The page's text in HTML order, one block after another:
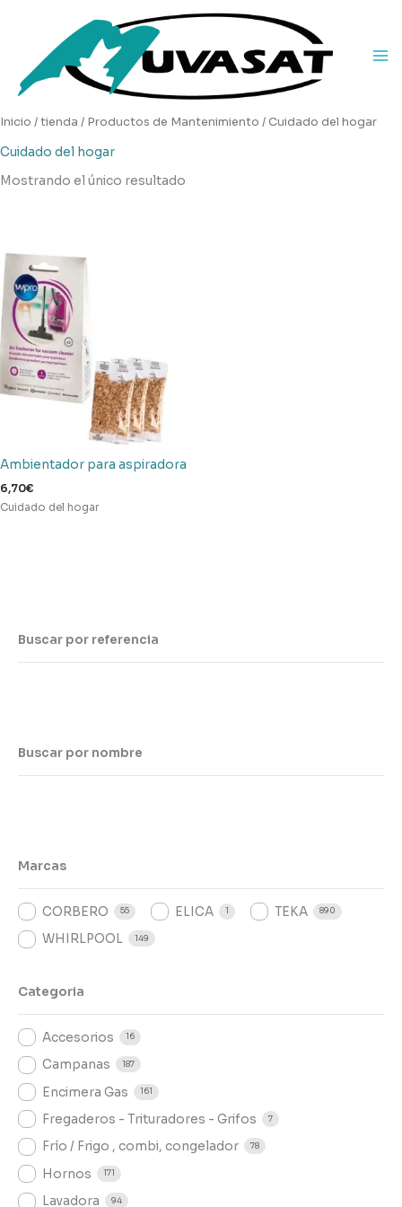
contenido
Buscar por referencia
Buscar por nombre
Marcas
CORBERO 55 ELICA 1 TEKA 890
WHIRLPOOL 149
Categoria
Accesorios 16
Campanas 187
Encimera Gas 161
Fregaderos - Trituradores - Grifos 7
Frío / Frigo , combi, congelador 78
Hornos 171
Lavadora 94
Inicio /tienda / Productos de Mantenimiento / Cuidado del hogar
Cuidado del hogar
Mostrando el único resultado
Ambientador para aspiradora
6,70€
Cuidado del hogar